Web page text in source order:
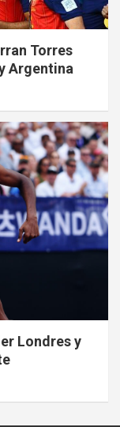
Torres
Argentina
Londres y